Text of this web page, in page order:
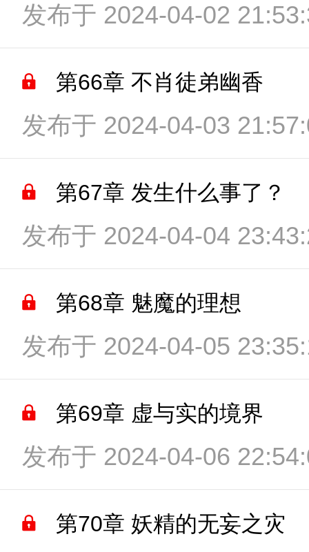
发布于 2024-04-02
第66章 不肖徒弟幽香
发布于 2024-04-03
第67章 发生什么事了？
发布于 2024-04-04
第68章 魅魔的理想
发布于 2024-04-05
第69章 虚与实的境界
发布于 2024-04-06
第70章 妖精的无妄之灾